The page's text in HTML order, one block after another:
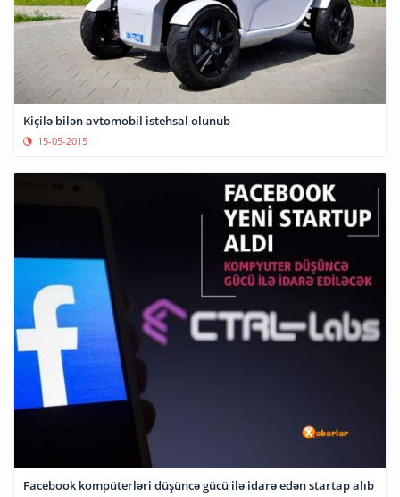
Kiçilə bilən avtomobil istehsal olunub
15-05-2015
Facebook kompüterləri düşüncə gücü ilə idarə edən startap alıb